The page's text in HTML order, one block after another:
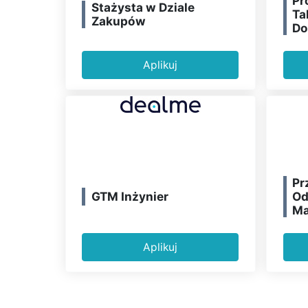
Stażysta w Dziale
Zakupów
Aplikuj
GTM Inżynier
Aplikuj